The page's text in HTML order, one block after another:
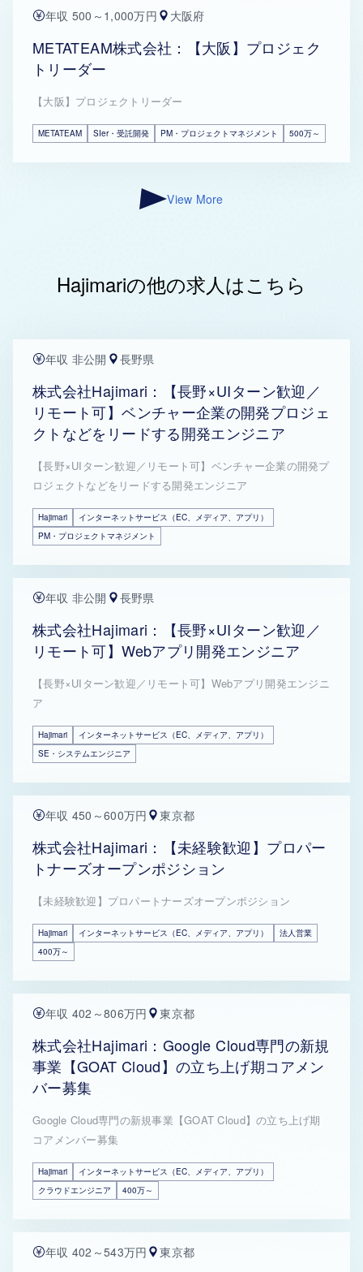
年収 500～1,000万円 大阪府
METATEAM株式会社：【大阪】プロジェク
トリーダー
【大阪】プロジェクトリーダー
METATEAM SIer・受託開発 PM・プロジェクトマネジメント 500万～
View More
Hajimariの他の求人はこちら
年収 非公開 長野県
株式会社Hajimari：【長野×UIターン歓迎／
リモート可】ベンチャー企業の開発プロジェ
クトなどをリードする開発エンジニア
【長野×UIターン歓迎／リモート可】ベンチャー企業の開発プ
ロジェクトなどをリードする開発エンジニア
Hajimari
インターネットサービス（EC、メディア、アプリ）
PM・プロジェクトマネジメント
年収 非公開 長野県
株式会社Hajimari：【長野×UIターン歓迎／
リモート可】Webアプリ開発エンジニア
【長野×UIターン歓迎／リモート可】Webアプリ開発エンジニ
ア
Hajimari
インターネットサービス（EC、メディア、アプリ）
SE・システムエンジニア
年収 450～600万円 東京都
株式会社Hajimari：【未経験歓迎】プロパー
トナーズオープンポジション
【未経験歓迎】プロパートナーズオープンポジション
Hajimari インターネットサービス（EC、メディア、アプリ）
法人営業
400万～
年収 402～806万円 東京都
株式会社Hajimari：Google Cloud専門の新規
事業【GOAT Cloud】の立ち上げ期コアメン
バー募集
Google Cloud専門の新規事業【GOAT Cloud】の立ち上げ期
コアメンバー募集
Hajimari
インターネットサービス（EC、メディア、アプリ）
クラウドエンジニア
400万～
年収 402～543万円 東京都